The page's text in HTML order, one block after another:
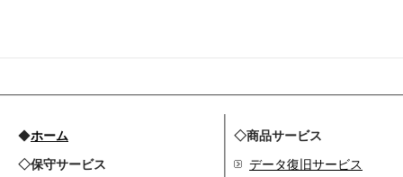
◆ホーム
◇保守サービス
◇商品サービス
データ復旧サービス